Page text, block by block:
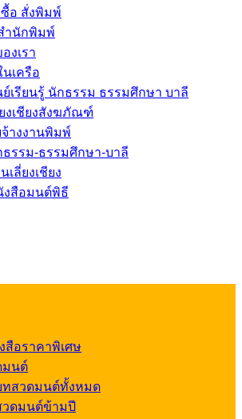
อ สั่งพิมพ์
ำนักพิมพ์
งเรา
นเครือ
เรียนรู้ นักธรรม ธรรมศึกษา บาลี
งเชียงสังฆภัณฑ์
จ้างงานพิมพ์
ธรรม-ธรรมศึกษา-บาลี
เลี่ยงเชียง
งสือมนต์พิธี
อราคาพิเศษ
มนต์
ทสวดมนต์ทั้งหมด
ดมนต์ข้ามปี